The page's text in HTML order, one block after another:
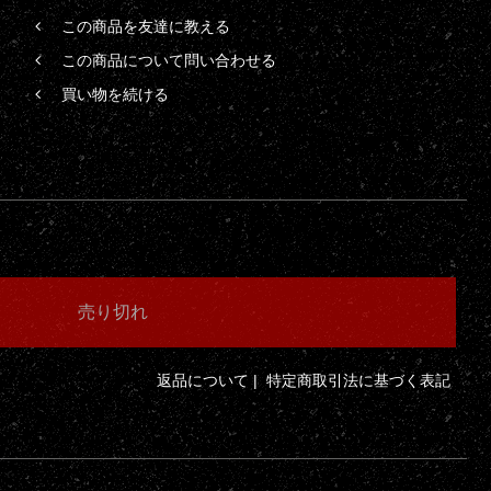
この商品を友達に教える
この商品について問い合わせる
買い物を続ける
返品について | 特定商取引法に基づく表記